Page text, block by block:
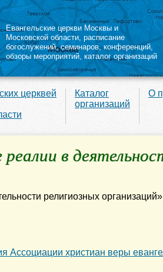
Евангельские церкви Москвы и
Московской области, расписание
богослужений,семинаров,конференций,
обзоры мероприятий, каталог организаций
церквей
Каталог
организаций
О
в
Ассоциации христиан веры